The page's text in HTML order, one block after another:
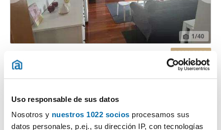
Uso responsable de sus datos
Nosotros y nuestros 1022 socios procesamos sus
datos personales, p.ej., su dirección IP, con tecnologías
1/40
70m
Contactar
DESTACADO